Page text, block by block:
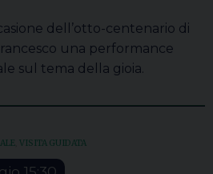
dell’otto-centenario di
una performance
sul tema della gioia.
VISITA GUIDATA